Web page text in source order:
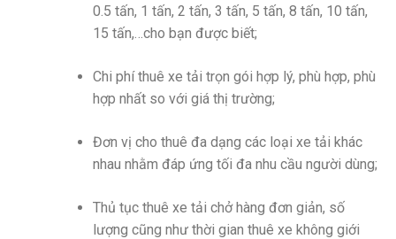
0.5 tấn, 1 tấn, 2 tấn, 3 tấn, 5 tấn, 8 tấn, 10 tấn,
15 tấn,…cho bạn được biết;
Chi phí thuê xe tải trọn gói hợp lý, phù hợp, phù
hợp nhất so với giá thị trường;
Đơn vị cho thuê đa dạng các loại xe tải khác
nhau nhằm đáp ứng tối đa nhu cầu người dùng;
Thủ tục thuê xe tải chở hàng đơn giản, số
lượng cũng như thời gian thuê xe không giới